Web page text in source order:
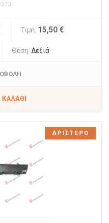
Τιμή: 15,50 €
Θέση: Δεξιά
ΑΡΙΣΤΕΡΟ